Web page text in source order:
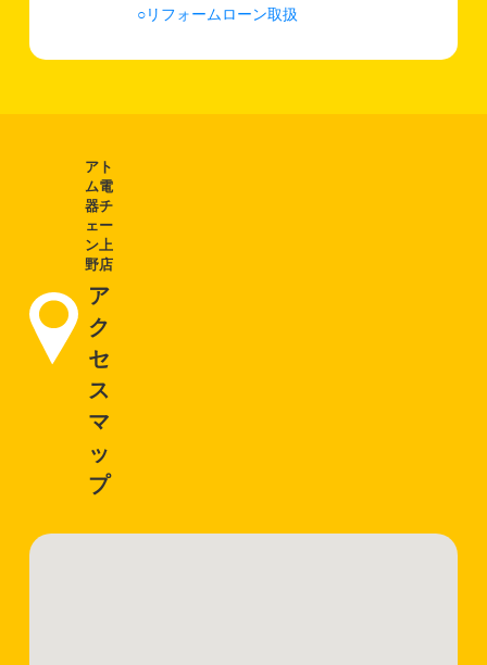
リフォームローン取扱
アト
ム電
器チ
ェー
ン上
野店
ア
ク
セ
ス
マ
ッ
プ